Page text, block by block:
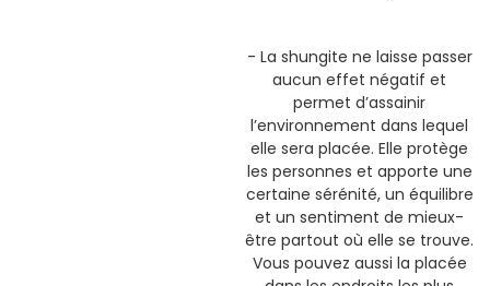
- La shungite ne laisse passer
aucun effet négatif et
permet d’assainir
l’environnement dans lequel
elle sera placée. Elle protège
les personnes et apporte une
certaine sérénité, un équilibre
et un sentiment de mieux-
être partout où elle se trouve.
Vous pouvez aussi la placée